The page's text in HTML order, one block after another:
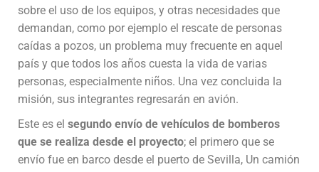
sobre el uso de los equipos, y otras necesidades que
demandan, como por ejemplo el rescate de personas
caídas a pozos, un problema muy frecuente en aquel
país y que todos los años cuesta la vida de varias
personas, especialmente niños. Una vez concluida la
misión, sus integrantes regresarán en avión.
Este es el segundo envío de vehículos de bomberos
que se realiza desde el proyecto; el primero que se
envío fue en barco desde el puerto de Sevilla, Un camión